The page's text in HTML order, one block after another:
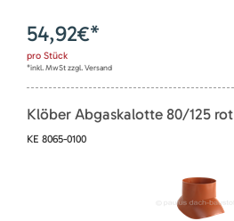
54,92€*
pro Stück
*inkl. MwSt zzgl. Versand
Klöber Abgaskalotte 80/125 rot
KE 8065-0100